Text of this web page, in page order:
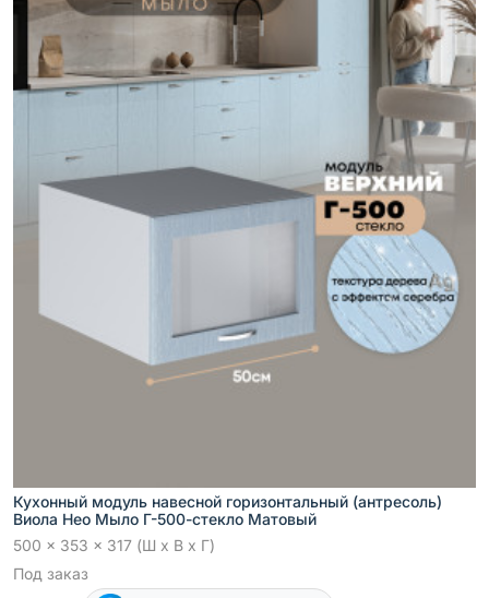
Кухонный модуль навесной горизонтальный (антресоль)
Виола Нео Мыло Г-500-стекло Матовый
500 x 353 x 317 (Ш x В x Г)
Под заказ